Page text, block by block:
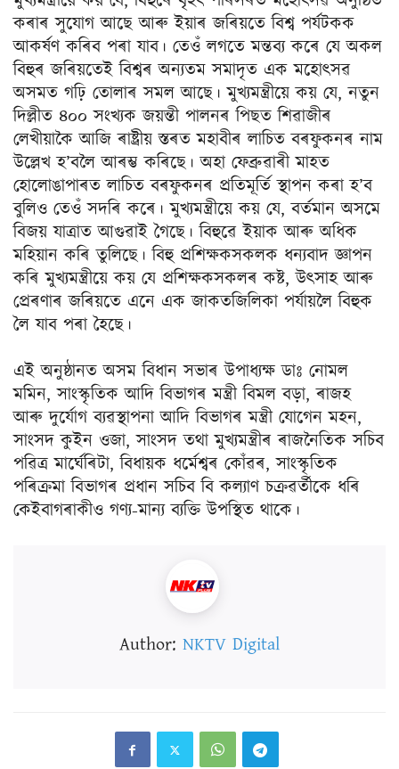
কৰাৰ সুযোগ আছে আৰু ইয়াৰ জৰিয়তে বিশ্ব পৰ্যটকক
আকৰ্ষণ কৰিব পৰা যাব। তেওঁ লগতে মন্তব্য কৰে যে অকল
বিহুৰ জৰিয়তেই বিশ্বৰ অন্যতম সমাদৃত এক মহোৎসৱ
অসমত গঢ়ি তোলাৰ সমল আছে। মুখ্যমন্ত্রীয়ে কয় যে, নতুন
দিল্লীত ৪০০ সংখ্যক জয়ন্তী পালনৰ পিছত শিৱাজীৰ
লেখীয়াকৈ আজি ৰাষ্ট্ৰীয় স্তৰত মহাবীৰ লাচিত বৰফুকনৰ নাম
উল্লেখ হ’বলৈ আৰম্ভ কৰিছে। অহা ফেব্ৰুৱাৰী মাহত
হোলোঙাপাৰত লাচিত বৰফুকনৰ প্ৰতিমূৰ্তি স্থাপন কৰা হ’ব
বুলিও তেওঁ সদৰি কৰে। মুখ্যমন্ত্ৰীয়ে কয় যে, বর্তমান অসমে
বিজয় যাত্ৰাত আগুৱাই গৈছে। বিহুৱে ইয়াক আৰু অধিক
মহিয়ান কৰি তুলিছে। বিহু প্রশিক্ষকসকলক ধন্যবাদ জ্ঞাপন
কৰি মুখ্যমন্ত্ৰীয়ে কয় যে প্ৰশিক্ষকসকলৰ কষ্ট, উৎসাহ আৰু
প্ৰেৰণাৰ জৰিয়তে এনে এক জাকতজিলিকা পর্যায়লৈ বিহুক
লৈ যাব পৰা হৈছে।
এই অনুষ্ঠানত অসম বিধান সভাৰ উপাধ্যক্ষ ডাঃ নোমল
মমিন, সাংস্কৃতিক আদি বিভাগৰ মন্ত্ৰী বিমল বড়া, ৰাজহ
আৰু দুৰ্যোগ ব্যৱস্থাপনা আদি বিভাগৰ মন্ত্ৰী যোগেন মহন,
সাংসদ কুইন ওজা, সাংসদ তথা মুখ্যমন্ত্ৰীৰ ৰাজনৈতিক সচিব
পৱিত্ৰ মাৰ্ঘেৰিটা, বিধায়ক ধৰ্মেশ্বৰ কোঁৱৰ, সাংস্কৃতিক
পৰিক্ৰমা বিভাগৰ প্ৰধান সচিব বি কল্যাণ চক্ৰৱৰ্তীকে ধৰি
কেইবাগৰাকীও গণ্য-মান্য ব্যক্তি উপস্থিত থাকে।
Author: NKTV Digital